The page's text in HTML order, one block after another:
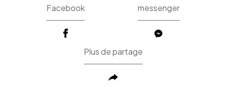
Facebook messenger
Plus de partage